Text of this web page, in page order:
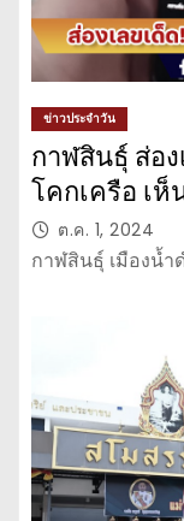
ข่าวประจำวัน
กาฬสินธุ์ ส่อ
โคกเครือ เห็
ต.ค. 1, 2024
กาฬสินธุ์ เมืองน้